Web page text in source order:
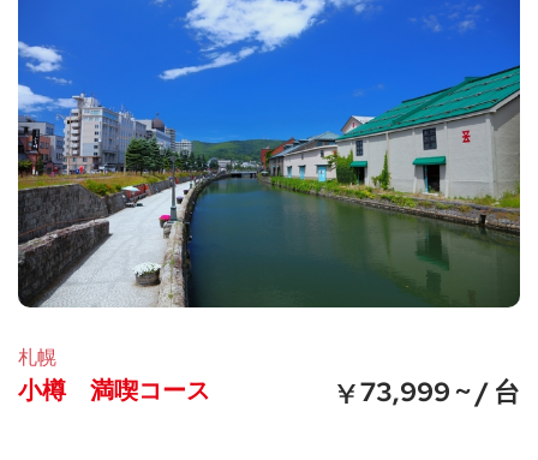
札幌
小樽 満喫コース 73,999 ~ / 台